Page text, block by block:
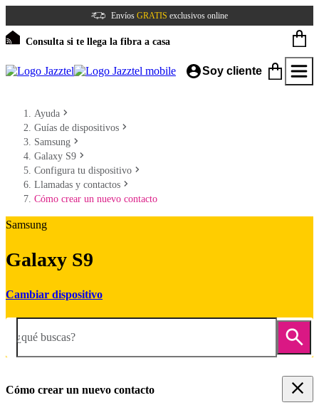
Envíos GRATIS exclusivos online
Consulta si te llega la fibra a casa
Soy cliente
Ayuda
Guías de dispositivos
Samsung
Galaxy S9
Configura tu dispositivo
Llamadas y contactos
Cómo crear un nuevo contacto
Samsung
Galaxy S9
Cambiar dispositivo
¿qué buscas?
Cómo crear un nuevo contacto